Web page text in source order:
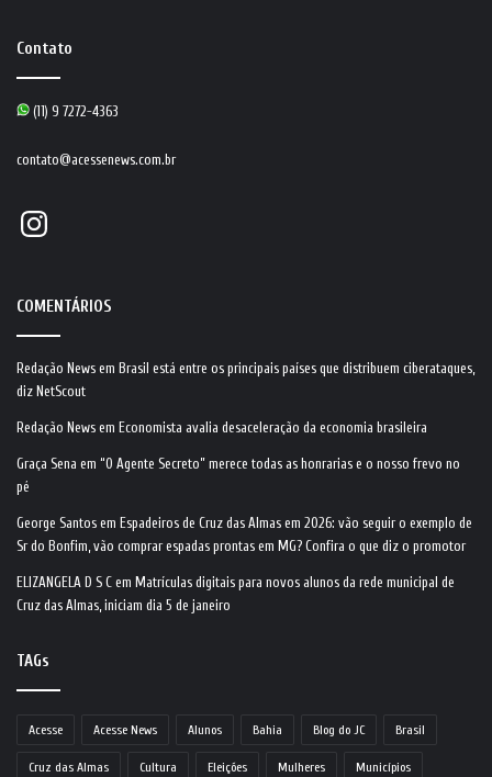
Contato
(11) 9 7272-4363
contato@acessenews.com.br
Instagram
COMENTÁRIOS
Redação News em Brasil está entre os principais países que distribuem ciberataques,
diz NetScout
Redação News em Economista avalia desaceleração da economia brasileira
Graça Sena em “O Agente Secreto” merece todas as honrarias e o nosso frevo no
pé
George Santos em Espadeiros de Cruz das Almas em 2026: vão seguir o exemplo de
Sr do Bonfim, vão comprar espadas prontas em MG? Confira o que diz o promotor
ELIZANGELA D S C em Matrículas digitais para novos alunos da rede municipal de
Cruz das Almas, iniciam dia 5 de janeiro
TAGs
Acesse Acesse News Alunos Bahia Blog do JC Brasil
Cruz das Almas Cultura Eleições Mulheres Municípios